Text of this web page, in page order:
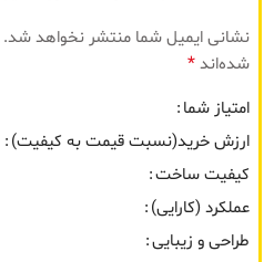
نشانی ایمیل شما منتشر نخواهد شد.
شده‌اند*
امتیاز شما
ارزش خرید(نسبت قیمت به کیفیت)
کیفیت ساخت
عملکرد (کارایی)
طراحی و زیبایی